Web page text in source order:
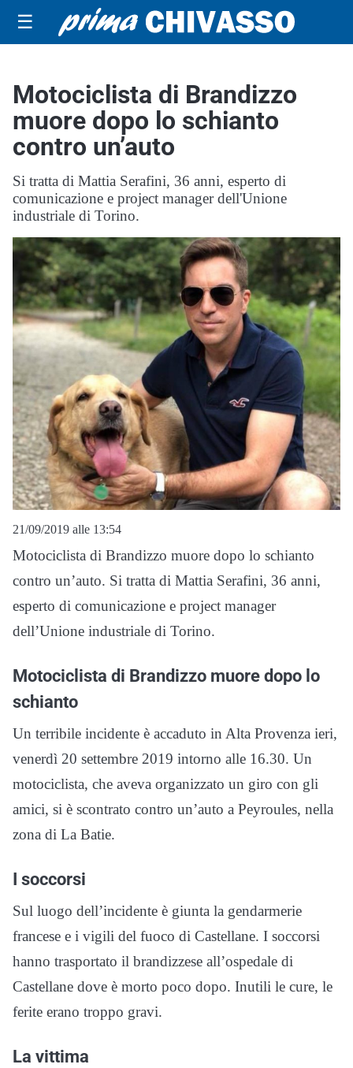
☰
Motociclista di Brandizzo
muore dopo lo schianto
contro un’auto
Si tratta di Mattia Serafini, 36 anni, esperto di
comunicazione e project manager dell'Unione
industriale di Torino.
21/09/2019 alle 13:54
Motociclista di Brandizzo muore dopo lo schianto
contro un’auto. Si tratta di Mattia Serafini, 36 anni,
esperto di comunicazione e project manager
dell’Unione industriale di Torino.
Motociclista di Brandizzo muore dopo lo
schianto
Un terribile incidente è accaduto in Alta Provenza ieri,
venerdì 20 settembre 2019 intorno alle 16.30. Un
motociclista, che aveva organizzato un giro con gli
amici, si è scontrato contro un’auto a Peyroules, nella
zona di La Batie.
I soccorsi
Sul luogo dell’incidente è giunta la gendarmerie
francese e i vigili del fuoco di Castellane. I soccorsi
hanno trasportato il brandizzese all’ospedale di
Castellane dove è morto poco dopo. Inutili le cure, le
ferite erano troppo gravi.
La vittima